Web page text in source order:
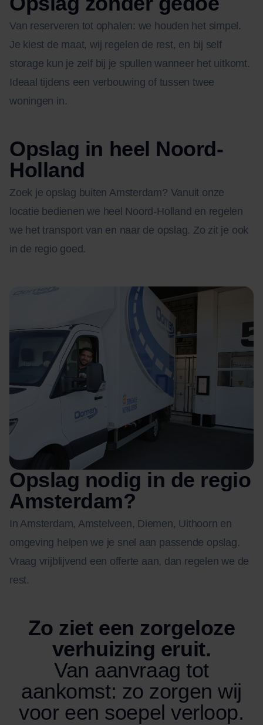
Van reserveren tot ophalen: we houden het simpel.
Je kiest de maat, wij regelen de rest, en bij self
storage kun je zelf bij je spullen wanneer het uitkomt.
Ideaal tijdens een verbouwing of tussen twee
woningen in.
Opslag in heel Noord-
Holland
Zoek je opslag buiten Amsterdam? Vanuit onze
locatie bedienen we heel Noord-Holland en regelen
we het transport van en naar de opslag. Zo zit je ook
in de regio goed.
Opslag nodig in de regio
Amsterdam?
In Amsterdam, Amstelveen, Diemen, Uithoorn en
omgeving helpen we je snel aan passende opslag.
Vraag vrijblijvend een offerte aan, dan regelen we de
rest.
Zo ziet een zorgeloze
verhuizing eruit.
Van aanvraag tot
aankomst: zo zorgen wij
voor een soepel verloop.